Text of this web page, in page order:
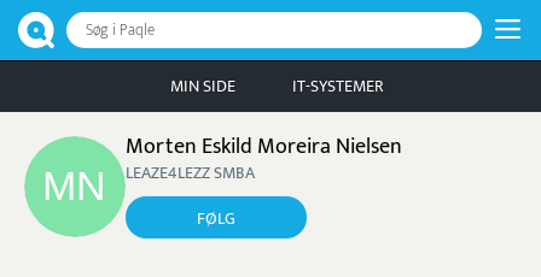
Søg i Paqle
MIN SIDE IT-SYSTEMER
Morten Eskild Moreira Nielsen
LEAZE4LEZZ SMBA
FØLG